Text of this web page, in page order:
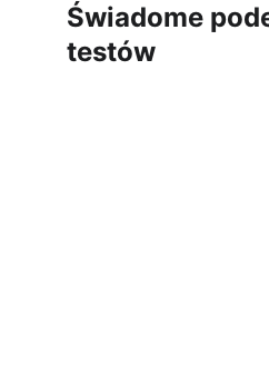
Świadome
testów